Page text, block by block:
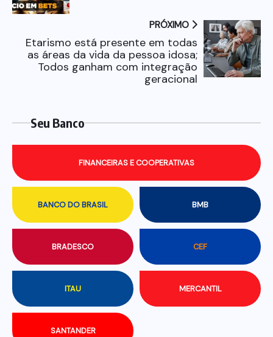
PRÓXIMO
Etarismo está presente em todas
as áreas da vida da pessoa idosa;
Todos ganham com integração
geracional
Seu Banco
BANCO DO BRASIL BMB
BRADESCO CEF
FINANCEIRAS E COOPERATIVAS
ITAU MERCANTIL
SANTANDER